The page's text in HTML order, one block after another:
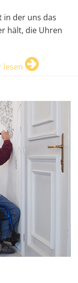
in der uns das
hält, die Uhren
lesen